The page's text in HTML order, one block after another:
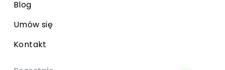
Blog
Umów się
Kontakt